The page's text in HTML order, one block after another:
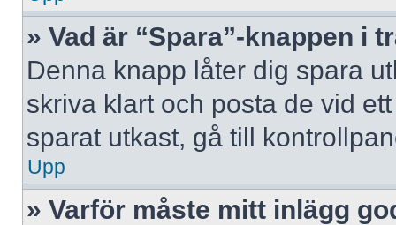
» Vad är “Spara”-knappen i
Denna knapp låter dig spara
skriva klart och posta de vid
sparat utkast, gå till
Upp
» Varför måste mitt inlägg